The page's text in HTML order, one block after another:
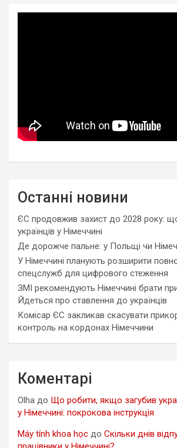
Останні новини
ЄС продовжив захист до 2028 року:
українців у Німеччині
Де дорожче пальне: у Польщі чи
У Німеччині планують розширити
спецслужб для цифрового стеження
ЗМІ рекомендують Німеччині брати
Йдеться про ставлення до українців
Комісар ЄС закликав скасувати
контроль на кордонах Німеччини
Коментарі
Olha до Що робити, якщо загубив
у Німеччині: покрокова інструкція
Máy tính khoa học до Скільки днів